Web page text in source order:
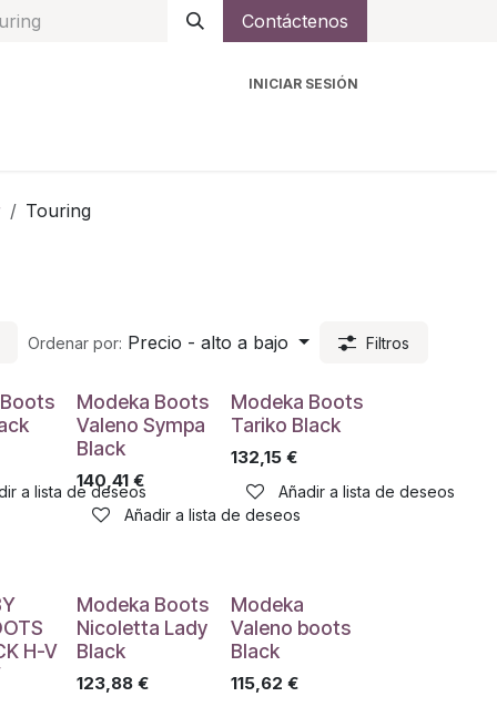
Contáctenos
INICIAR SESIÓN
Touring
Ordenar por: Precio - alto a bajo Filtros
a lista de deseos
Modeka Boots
Valeno Sympa
Black
140,41€
Añadir a lista de deseos
Modeka Boots
Tariko Black
132,15€
Añadir a lista de deseos
H-V
Modeka Boots
Nicoletta Lady
Black
123,88€
Modeka
Valeno boots
Black
115,62 €